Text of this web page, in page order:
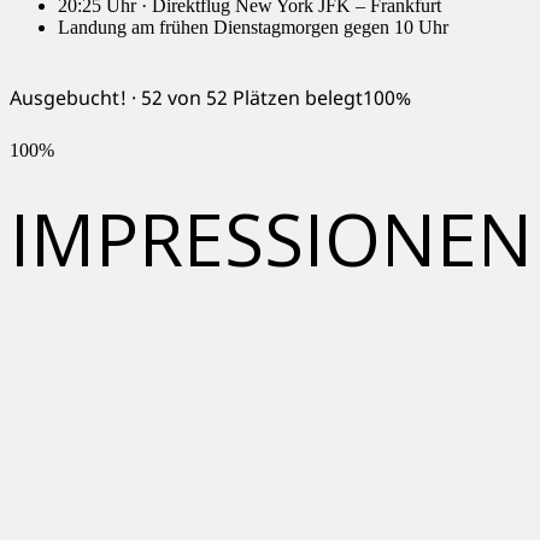
20:25 Uhr · Direktflug New York JFK – Frankfurt
Landung am frühen Dienstagmorgen gegen 10 Uhr
Ausgebucht! · 52 von 52 Plätzen belegt100%
100%
IMPRESSIONEN